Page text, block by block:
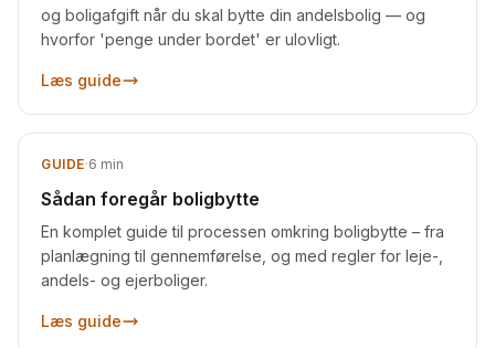
og boligafgift når du skal bytte din andelsbolig — og
hvorfor 'penge under bordet' er ulovligt.
Læs guide
GUIDE·6 min
Sådan foregår boligbytte
En komplet guide til processen omkring boligbytte – fra
planlægning til gennemførelse, og med regler for leje-,
andels- og ejerboliger.
Læs guide